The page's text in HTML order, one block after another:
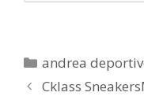
Categorías
andrea
Cklass